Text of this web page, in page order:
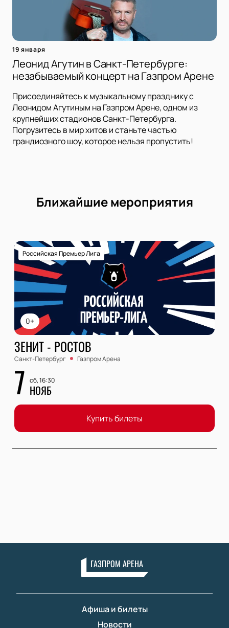
19 января
Леонид Агутин в Санкт-Петербурге:
незабываемый концерт на Газпром Арене
Присоединяйтесь к музыкальному празднику с
Леонидом Агутиным на Газпром Арене, одном из
крупнейших стадионов Санкт-Петербурга.
Погрузитесь в мир хитов и станьте частью
грандиозного шоу, которое нельзя пропустить!
Ближайшие мероприятия
0+
Российская Премьер Лига
ЗЕНИТ - РОСТОВ
Санкт-Петербург Газпром Арена
7 сб, 16:30
НОЯБ
Купить билеты
ГАЗПРОМ АРЕНА
Афиша и билеты
Новости